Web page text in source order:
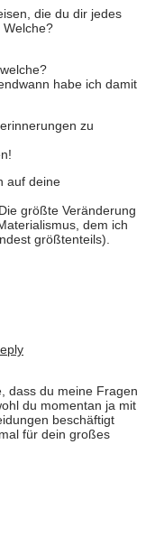
die du dir jedes
Welche?
habe ich damit
zu
auf deine
größte Veränderung
dem ich
größtenteils).
dass du meine Fragen
du momentan ja mit
beschäftigt
für dein großes